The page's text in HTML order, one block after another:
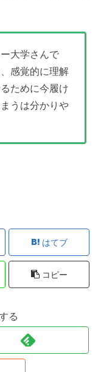
大学さんで
感覚的に理解
ために今履け
うは分かりや
はてブ
コピー
る